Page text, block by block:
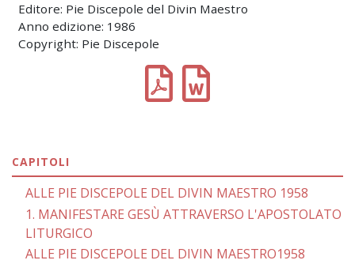
Editore: Pie Discepole del Divin Maestro
Anno edizione: 1986
Copyright: Pie Discepole
CAPITOLI
ALLE PIE DISCEPOLE DEL DIVIN MAESTRO 1958
1. MANIFESTARE GESÙ ATTRAVERSO L'APOSTOLATO
LITURGICO
ALLE PIE DISCEPOLE DEL DIVIN MAESTRO1958